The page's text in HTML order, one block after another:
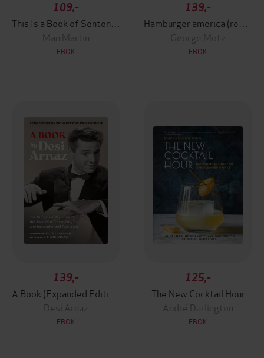
109,-
Man Martin
EBOK
139,-
George Motz
EBOK
139,-
Desi Arnaz
EBOK
125,-
The New Cocktail Hour
André Darlington
EBOK